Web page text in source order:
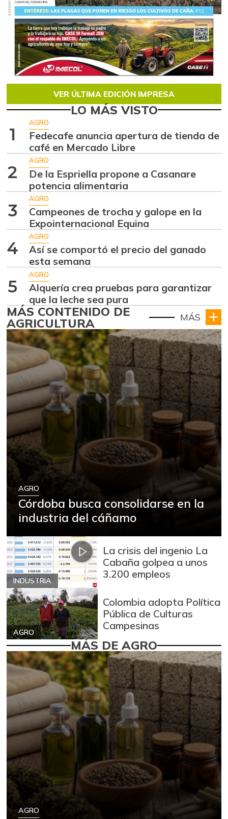
VER ÚLTIMA EDICIÓN IMPRESA
LO MÁS VISTO
1
AGRO
Fedecafe anuncia apertura de tienda de
café en Mercado Libre
2
AGRO
De la Espriella propone a Casanare
potencia alimentaria
3
AGRO
Campeones de trocha y galope en la
Expointernacional Equina
4
AGRO
Así se comportó el precio del ganado
esta semana
5
AGRO
Alquería crea pruebas para garantizar
que la leche sea pura
MÁS CONTENIDO DE
AGRICULTURA MÁS
AGRO
Córdoba busca consolidarse en la
industria del cáñamo
INDUSTRIA
La crisis del ingenio La
Cabaña golpea a unos
3.200 empleos
AGRO
Colombia adopta Política
Pública de Culturas
Campesinas
MÁS DE AGRO
AGRO